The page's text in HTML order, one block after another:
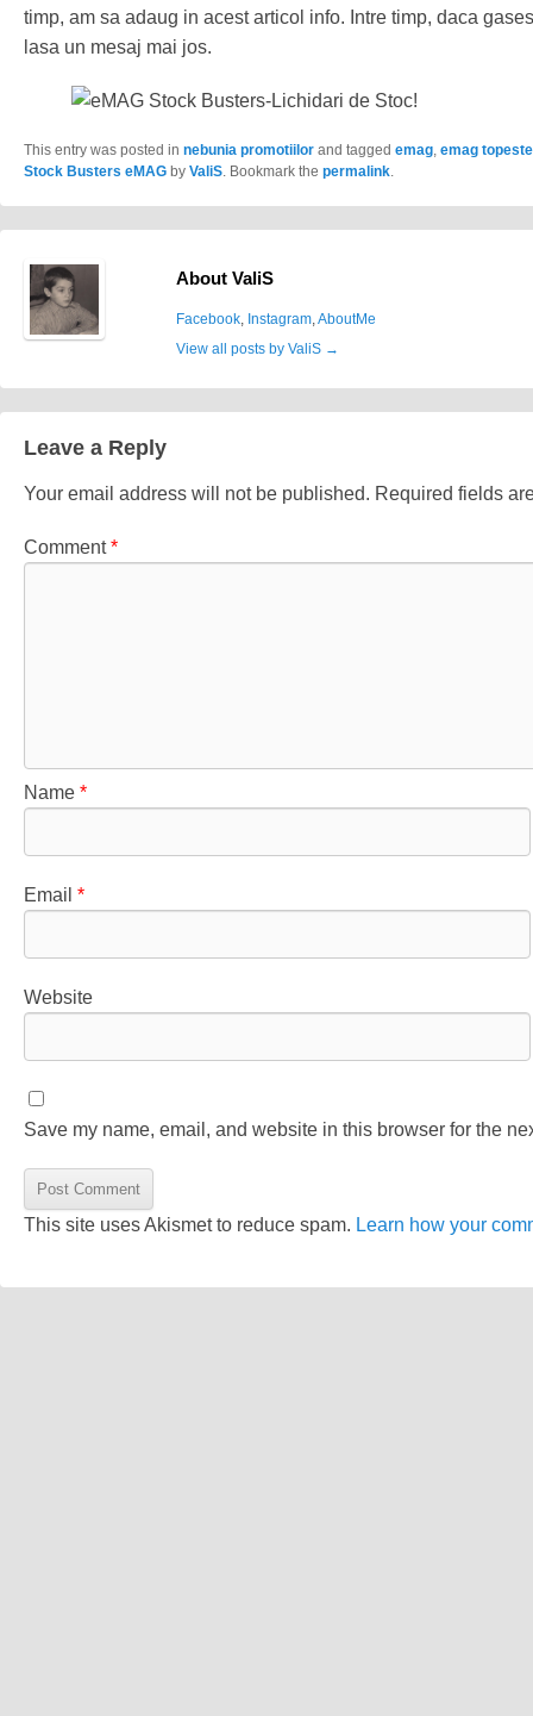
timp, am sa adaug in acest articol info. Intre timp, daca
lasa un mesaj mai jos.
This entry was posted in nebunia promotiilor and tagged emag, emag
Stock Busters eMAG by ValiS. Bookmark the permalink.
About ValiS
Facebook, Instagram,AboutMe
View all posts by ValiS →
Leave a Reply
Your email address will not be published. Required fields
Comment*
Name *
Email *
Website
Save my name, email, and website in this browser for the
This site uses Akismet to reduce spam. Learn how your